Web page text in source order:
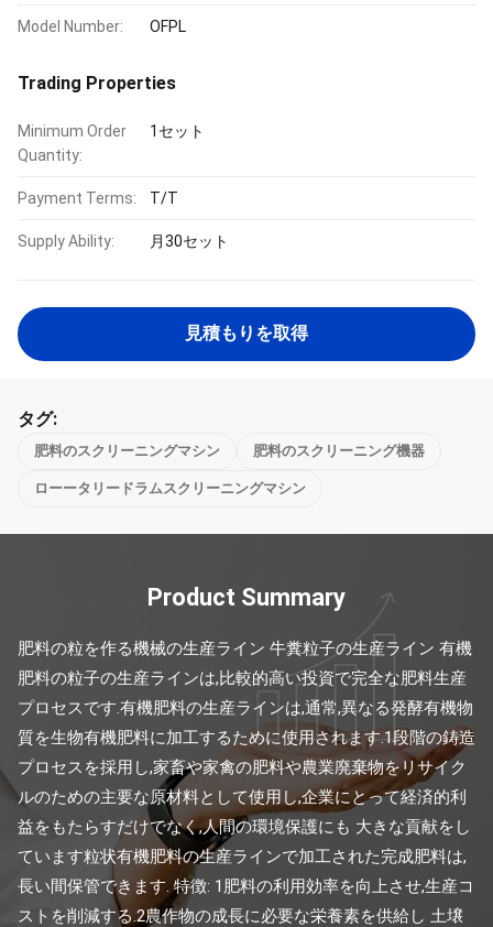
Model Number: OFPL
Trading Properties
Minimum Order
Quantity:
1セット
Payment Terms: T/T
Supply Ability: 月30セット
見積もりを取得
タグ:
肥料のスクリーニングマシン 肥料のスクリーニング機器
ローータリードラムスクリーニングマシン
Product Summary
肥料の粒を作る機械の生産ライン 牛糞粒子の生産ライン 有機
肥料の粒子の生産ラインは,比較的高い投資で完全な肥料生産
プロセスです.有機肥料の生産ラインは,通常,異なる発酵有機物
質を生物有機肥料に加工するために使用されます.1段階の鋳造
プロセスを採用し,家畜や家禽の肥料や農業廃棄物をリサイク
ルのための主要な原材料として使用し,企業にとって経済的利
益をもたらすだけでなく,人間の環境保護にも 大きな貢献をし
ています粒状有機肥料の生産ラインで加工された完成肥料は,
長い間保管できます. 特徴: 1肥料の利用効率を向上させ,生産コ
ストを削減する.2農作物の成長に必要な栄養素を供給し 土壌